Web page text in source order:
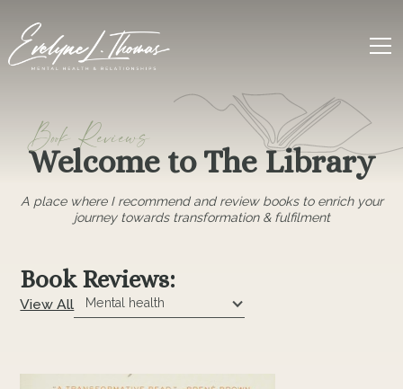
Book Reviews
Welcome to The Library
A place where I recommend and review books to enrich your
journey towards transformation & fulfilment
Book Reviews:
View All Mental health